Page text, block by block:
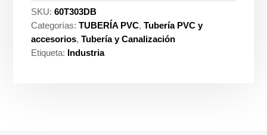
3''
x
3M
peso
SKU:60T303DB
Categorías:TUBERÍA PVC,Tubería PVC y
accesorios,Tubería y Canalización
Etiqueta: Industria